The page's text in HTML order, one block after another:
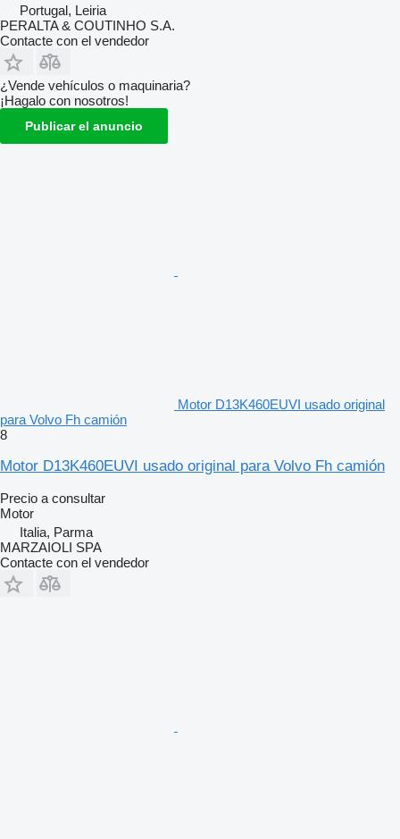
Portugal, Leiria
PERALTA & COUTINHO S.A.
Contacte con el vendedor
¿Vende vehículos o maquinaria?
¡Hagalo con nosotros!
Publicar el anuncio
Motor D13K460EUVI usado original
para Volvo Fh camión
8
Motor D13K460EUVI usado original para Volvo Fh camión
Precio a consultar
Motor
Italia, Parma
MARZAIOLI SPA
Contacte con el vendedor